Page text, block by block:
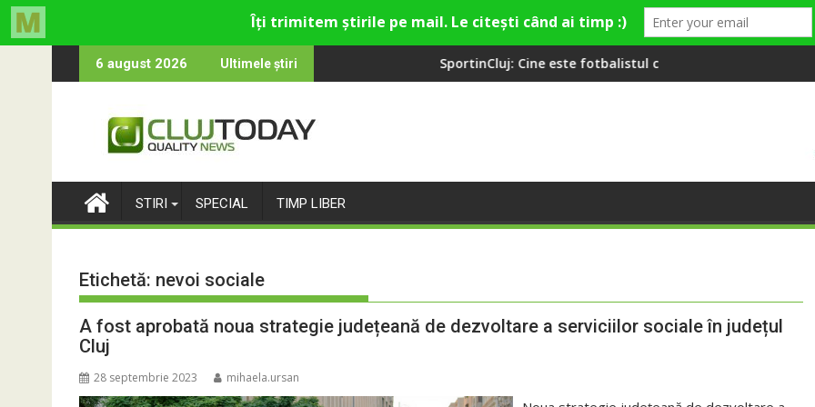
to
6 august 2026 Ultimele știri
cultural și de divertisment din Cluj-Napoca
devine o întrebare SportinCluj: Cine este fotbalistul cu două diplome care a învățat româna la 2
Compania de Apă
STIRI SPECIAL TIMP LIBER
Etichetă: nevoi sociale
A fost aprobată noua strategie județeană de dezvoltare a serviciilor sociale în județul
Cluj
28 septembrie 2023 mihaela.ursan